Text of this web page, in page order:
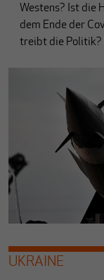
Westens? Ist die
dem Ende der
treibt die Politik?
UKRAINE